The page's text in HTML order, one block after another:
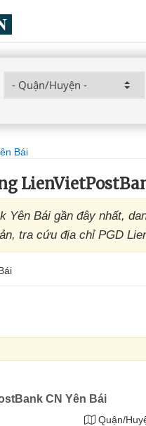
Bái
Yên Bái gần đây nhất,
tra cứu địa chỉ PGD
CN Yên Bái
Quận/